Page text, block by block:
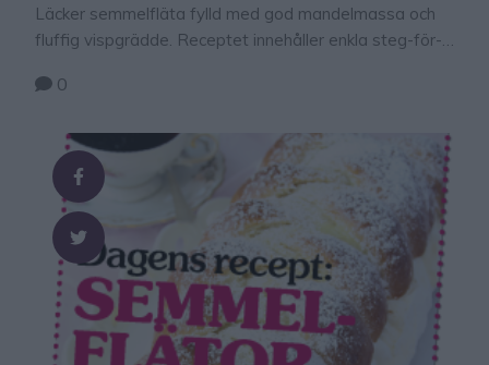
Läcker semmelfläta fylld med god mandelmassa och
fluffig vispgrädde. Receptet innehåller enkla steg-för-
0